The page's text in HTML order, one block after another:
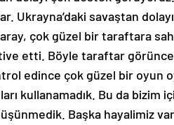
Ukrayna’daki savaştan
çok güzel bir taraftara
etti. Böyle taraftar
edince çok güzel bir oyun
kullanamadık. Bu da bizim
düşünmedik. Başka hayalimiz